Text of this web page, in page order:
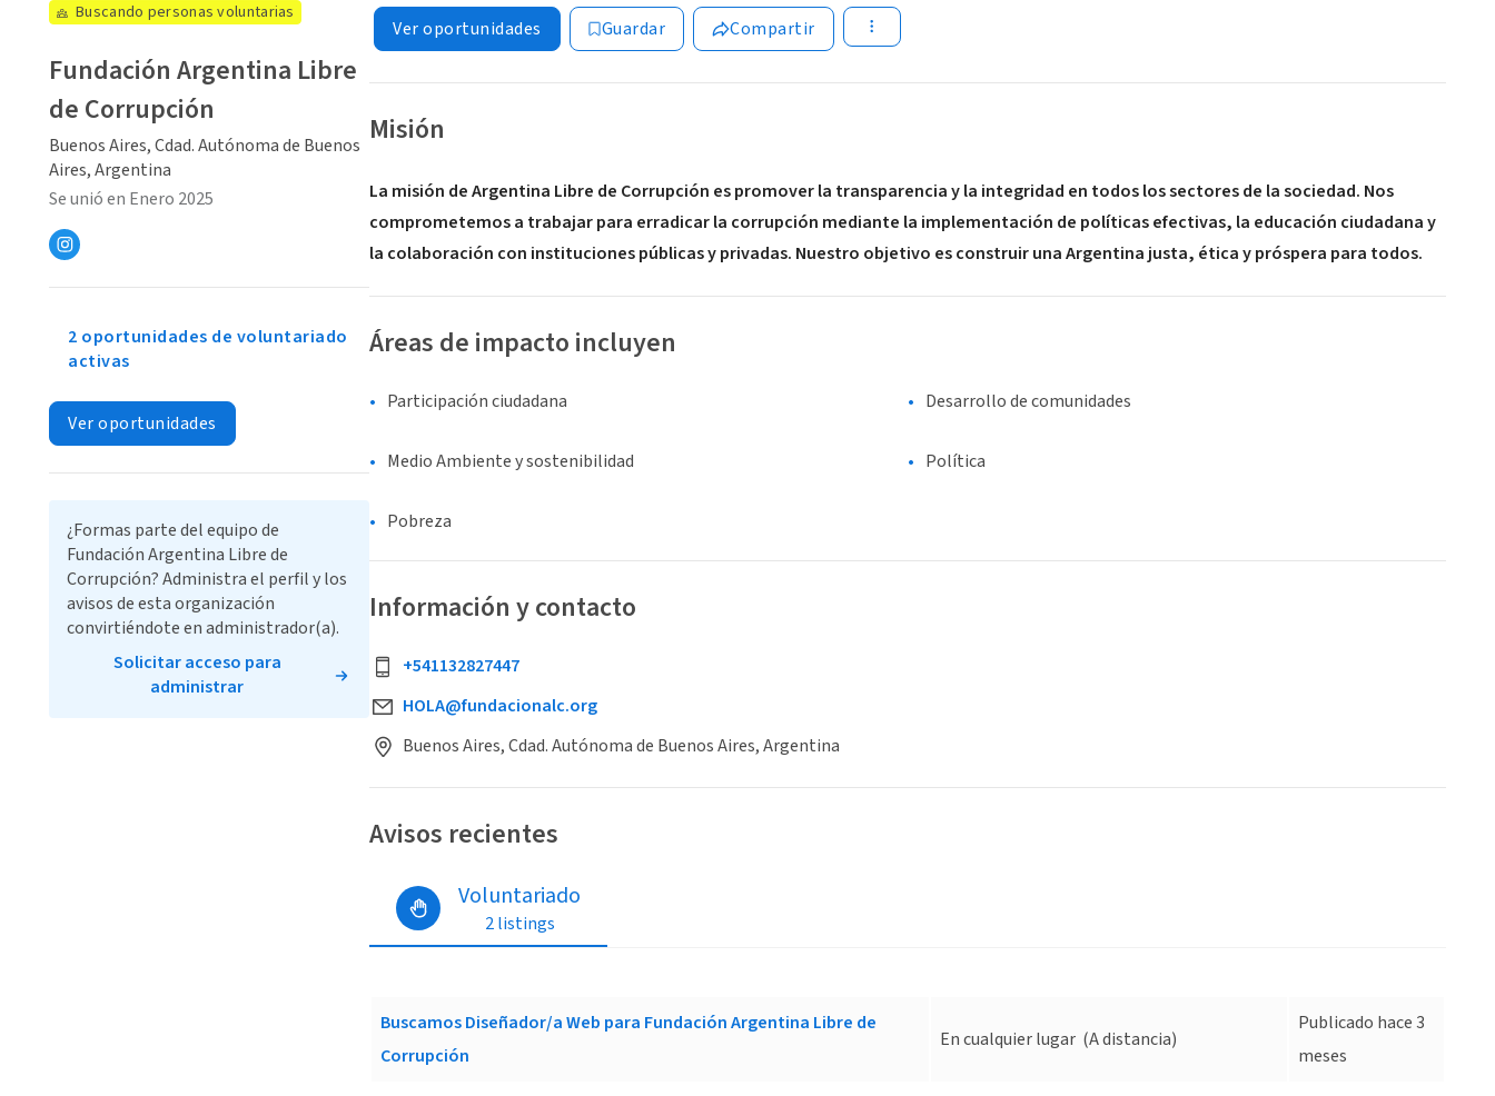
Ver oportunidades Guardar Compartir
Misión
La misión de Argentina Libre de Corrupción es promover la transparencia y la integridad en todos los sectores de la sociedad. Nos
comprometemos a trabajar para erradicar la corrupción mediante la implementación de políticas efectivas, la educación ciudadana y
la colaboración con instituciones públicas y privadas. Nuestro objetivo es construir una Argentina justa, ética y próspera para todos.
Áreas de impacto incluyen
Participación ciudadana Desarrollo de comunidades
Medio Ambiente y sostenibilidad Política
Pobreza
Información y contacto
+541132827447
HOLA@fundacionalc.org
Buenos Aires, Cdad. Autónoma de Buenos Aires, Argentina
Avisos recientes
Voluntariado
2 listings
Buscamos Diseñador/a Web para Fundación Argentina Libre de
Corrupción
En cualquier lugar (A distancia)
Publicado hace 3
meses
Buscando personas voluntarias
Fundación Argentina Libre
de Corrupción
Buenos Aires, Cdad. Autónoma de Buenos
Aires, Argentina
Se unió en Enero 2025
2 oportunidades de voluntariado
activas
Ver oportunidades
¿Formas parte del equipo de
Fundación Argentina Libre de
Corrupción? Administra el perfil y los
avisos de esta organización
convirtiéndote en administrador(a).
Solicitar acceso para
administrar